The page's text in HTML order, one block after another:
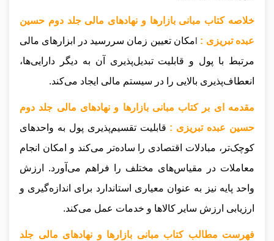
خلاصه کتاب مبانی بازارها و نهادهای مالی جلد دوم حسین
عبده تبریزی : امکان تعیین زمان سررسید در ابزارهای مالی
مرتبط با پول و قابلیت تبدیل‌پذیری آن به دیگر دارایی‌ها،
انعطاف‌پذیری بالایی را در سیستم مالی ایجاد می‌کند.
مقدمه ای بر کتاب مبانی بازارها و نهادهای مالی جلد دوم
حسین عبده تبریزی : قابلیت تقسیم‌پذیری پول به واحدهای
کوچک‌تر، مبادلات اقتصادی را ساده‌تر می‌کند و امکان انجام
معاملات در مقیاس‌های مختلف را فراهم می‌آورد. ارزش
واحد پایه نیز به عنوان معیاری استاندارد برای اندازه‌گیری و
ارزیابی ارزش سایر کالاها و خدمات عمل می‌کند.
فهرست مطالب کتاب مبانی بازارها و نهادهای مالی جلد